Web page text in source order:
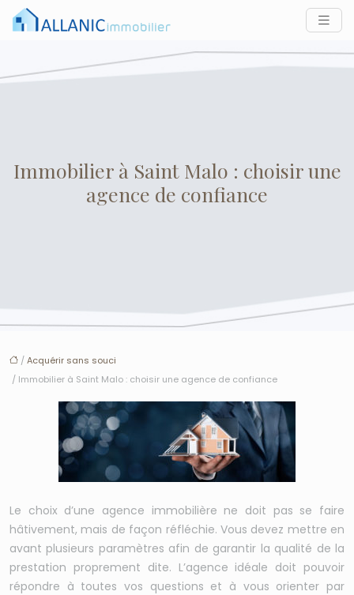
Immobilier à Saint Malo : choisir une
agence de confiance
/Acquérir sans souci
/ Immobilier à Saint Malo : choisir une agence de confiance
Le choix d’une agence immobilière ne doit pas se faire
hâtivement, mais de façon réfléchie. Vous devez mettre en
avant plusieurs paramètres afin de garantir la qualité de la
prestation proprement dite. L’agence idéale doit pouvoir
répondre à toutes vos questions et à vous orienter par